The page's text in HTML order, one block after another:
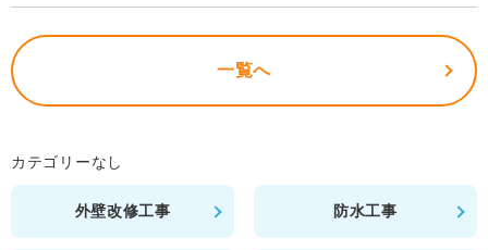
o
o
一覧へ
カテゴリーなし
外壁改修工事 防水工事